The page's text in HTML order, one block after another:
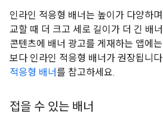
인라인 적응형 배너는 높이가 다양하
교할 때 더 크고 세로 길이가 더 긴 배
콘텐츠에 배너 광고를 게재하는 앱에
보다 인라인 적응형 배너가 권장됩니
적응형 배너를 참고하세요.
접을 수 있는 배너